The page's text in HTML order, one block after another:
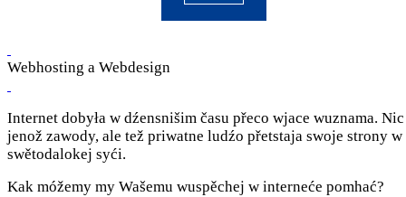
Webhosting a Webdesign
Internet dobyła w dźensnišim času přeco wjace wuznama. Nic
jenož zawody, ale tež priwatne ludźo přetstaja swoje strony w
swětodalokej syći.
Kak móžemy my Wašemu wuspěchej w interneće pomhać?